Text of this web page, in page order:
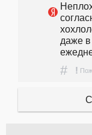
даже
# !